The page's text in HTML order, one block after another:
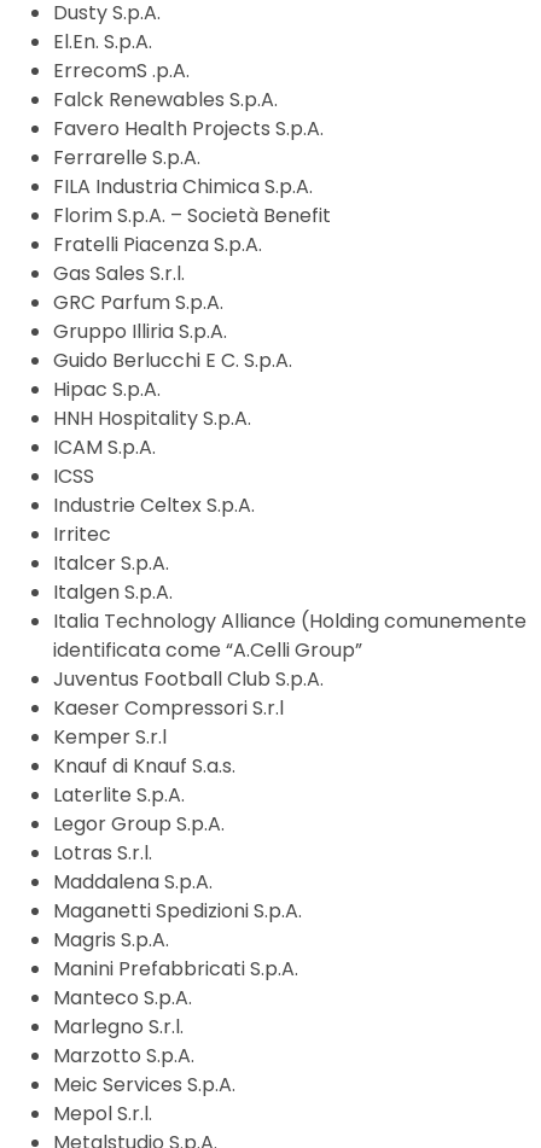
Dusty S.p.A.
El.En. S.p.A.
ErrecomS .p.A.
Falck Renewables S.p.A.
Favero Health Projects S.p.A.
Ferrarelle S.p.A.
FILA Industria Chimica S.p.A.
Florim S.p.A. – Società Benefit
Fratelli Piacenza S.p.A.
Gas Sales S.r.l.
GRC Parfum S.p.A.
Gruppo Illiria S.p.A.
Guido Berlucchi E C. S.p.A.
Hipac S.p.A.
HNH Hospitality S.p.A.
ICAM S.p.A.
ICSS
Industrie Celtex S.p.A.
Irritec
Italcer S.p.A.
Italgen S.p.A.
Italia Technology Alliance (Holding comunemente
identificata come “A.Celli Group”
Juventus Football Club S.p.A.
Kaeser Compressori S.r.l
Kemper S.r.l
Knauf di Knauf S.a.s.
Laterlite S.p.A.
Legor Group S.p.A.
Lotras S.r.l.
Maddalena S.p.A.
Maganetti Spedizioni S.p.A.
Magris S.p.A.
Manini Prefabbricati S.p.A.
Manteco S.p.A.
Marlegno S.r.l.
Marzotto S.p.A.
Meic Services S.p.A.
Mepol S.r.l.